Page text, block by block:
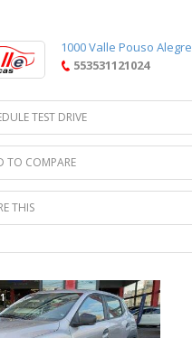
1000 Valle Pouso Alegre
553531121024
TEST DRIVE
TO COMPARE
THIS
1